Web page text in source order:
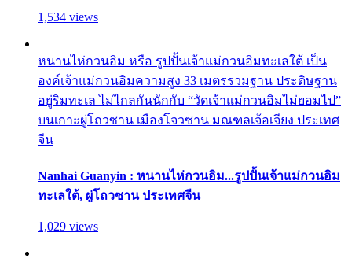
1,534 views
หนานไห่กวนอิม หรือ รูปปั้นเจ้าแม่กวนอิมทะเลใต้ เป็น
องค์เจ้าแม่กวนอิมความสูง 33 เมตรรวมฐาน ประดิษฐาน
อยู่ริมทะเล ไม่ไกลกันนักกับ “วัดเจ้าแม่กวนอิมไม่ยอมไป”
บนเกาะผู่โถวซาน เมืองโจวซาน มณฑลเจ้อเจียง ประเทศ
จีน
Nanhai Guanyin : หนานไห่กวนอิม...รูปปั้นเจ้าแม่กวนอิม
ทะเลใต้, ผู่โถวซาน ประเทศจีน
1,029 views